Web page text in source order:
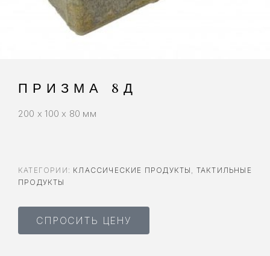
ПРИЗМА 8Д
200 x 100 x 80 мм
КАТЕГОРИИ: КЛАССИЧЕСКИЕ ПРОДУКТЫ , ТАКТИЛЬНЫЕ
ПРОДУКТЫ
СПРОСИТЬ ЦЕНУ